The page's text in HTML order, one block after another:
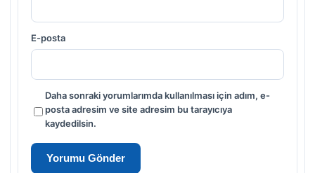
E-posta
Daha sonraki yorumlarımda kullanılması için adım, e-
posta adresim ve site adresim bu tarayıcıya
kaydedilsin.